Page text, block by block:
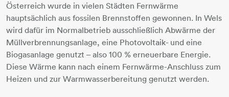
Österreich wurde in vielen Städten Fernwärme
hauptsächlich aus fossilen Brennstoffen gewonnen. In Wels
wird dafür im Normalbetrieb ausschließlich Abwärme der
Müllverbrennungsanlage, eine Photovoltaik- und eine
Biogasanlage genutzt – also 100 % erneuerbare Energie.
Diese Wärme kann nach einem Fernwärme-Anschluss zum
Heizen und zur Warmwasserbereitung genutzt werden.